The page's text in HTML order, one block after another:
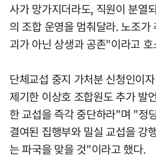
사가 망가지더라도, 직원이 분열
의 조합 운영을 멈춰달라. 노조가
괴가 아닌 상생과 공존"이라고 호
단체교섭 중지 가처분 신청인이
제기한 이상호 조합원도 추가 발
한 교섭을 즉각 중단하라"며 "정
결여된 집행부와 밀실 교섭을 강
는 파국을 맞을 것"이라고 했다.